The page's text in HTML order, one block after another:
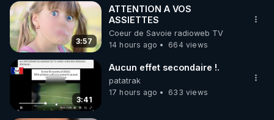
3:57
ATTENTION A VOS
ASSIETTES
Coeur de Savoie radioweb TV
14 hours ago
664 views
3:41
Aucun effet secondaire !.
patatrak
17 hours ago
633 views